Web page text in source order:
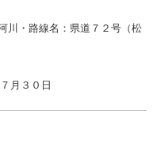
・路線名：県道７２号（松
月３０日